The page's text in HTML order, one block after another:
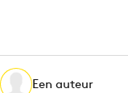
Martech
MediaEen auteur